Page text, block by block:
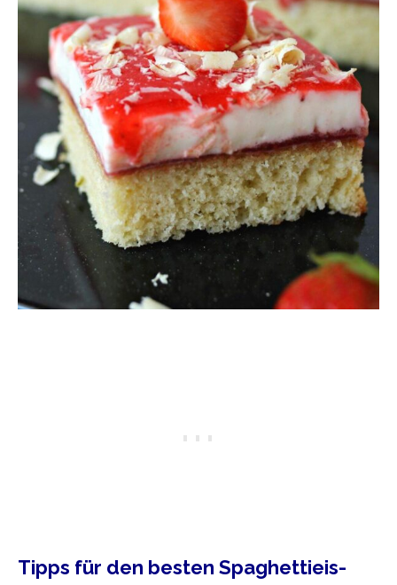
Tipps für den besten Spaghettieis-